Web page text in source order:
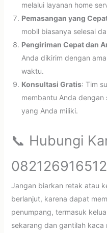
melalui layanan home
Pemasangan yang
mobil biasanya selesai
Pengiriman Cepat dan
Anda dikirim dengan
waktu.
Konsultasi Gratis: Tim
membantu Anda dengan
yang Anda miliki.
📞 Hubungi
082126916512
Jangan biarkan retak atau
berlanjut, karena dapat
penumpang, termasuk
sekarang dan gantilah